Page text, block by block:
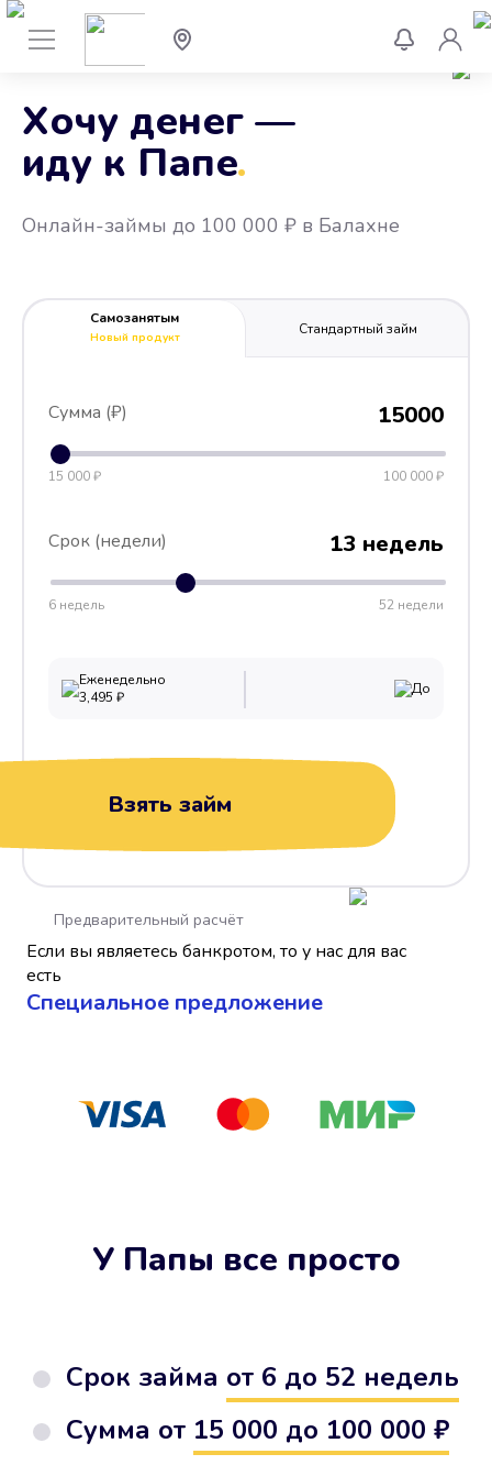
Хочу денег —
иду к Папе
.
Онлайн-займы до 100 000 ₽ в Балахне
Самозанятым
Новый продукт
Стандартный займ
Сумма (₽) 15000
15 000 ₽ 100 000 ₽
Срок (недели) 13 недель
6 недель 52 недели
Еженедельно
3,495 ₽ До
Взять займ
Если вы являетесь банкротом, то у нас для вас
есть
Cпециальное предложение
Предварительный расчёт
У Папы все просто
Срок займа от 6 до 52 недель
Сумма от 15 000 до 100 000 ₽